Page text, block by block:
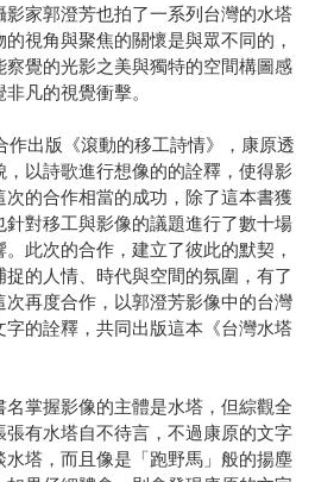
家郭澄芳也拍了一系列台灣的水塔
視角與聚焦的關懷是與眾不同的，
覺的光影之美與獨特的空間構圖感
凡的視覺衝擊。
作出版《滾動的移工詩情》，康原透
以詩歌進行想像的的詮釋，使得影
的合作相當的成功，除了這本書獲
對移工與影像的議題進行了數十場
此次的合作，建立了彼此的默契，
的人情、時代與空間的氛圍，有了
再度合作，以郭澄芳影像中的台灣
的詮釋，共同出版這本《台灣水塔
掌握影像的主體是水塔，但綜觀全
有水塔自不待言，不過康原的文字
塔，而且像是「跑野馬」般的揚塵